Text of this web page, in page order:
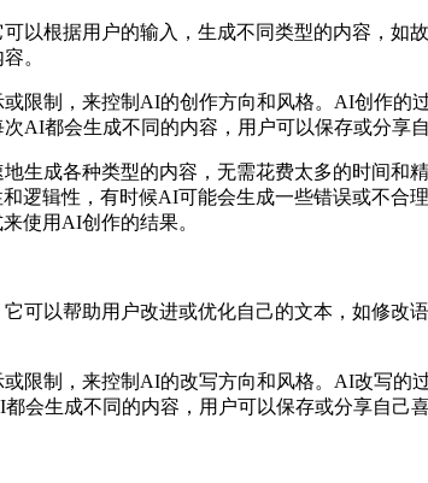
以根据用户的输入，生成不同类型的内容，
。
限制，来控制AI的创作方向和风格。AI创作
AI都会生成不同的内容，用户可以保存或分享自
生成各种类型的内容，无需花费太多的时间
逻辑性，有时候AI可能会生成一些错误或不
使用AI创作的结果。
可以帮助用户改进或优化自己的文本，如修
限制，来控制AI的改写方向和风格。AI改写
会生成不同的内容，用户可以保存或分享自己喜